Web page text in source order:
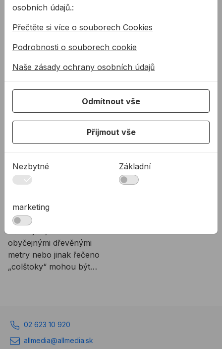
Typ pásma: jednostranné
Měrka: cm
Začátek měření W (od lícovacé hrany)
Háček: univerzální
Související články
úhelník - kdo se v
tom vyzná?
obyčejnými dřevěnými
metry nebo jinak řečeno
„colštoky“ mohou být
02 623 10 920
allmedia@allmedia.sk
osobních údajů.:
Přečtěte si více o souborech Cookies
Podrobnosti o souborech cookie
Naše zásady ochrany osobních údajů
Odmítnout vše
Přijmout vše
Nezbytné Základní
marketing